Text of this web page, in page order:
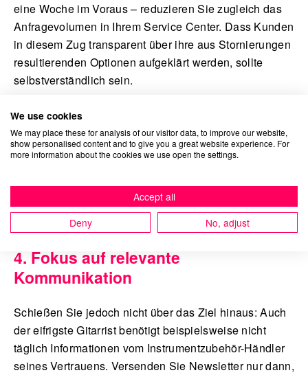
eine Woche im Voraus – reduzieren Sie zugleich das
Anfragevolumen in Ihrem Service Center. Dass Kunden
in diesem Zug transparent über ihre aus Stornierungen
resultierenden Optionen aufgeklärt werden, sollte
selbstverständlich sein.
Unternehmen in der Finanzbranche tun gut daran, sich
dem Thema Corona und seinen Auswirkungen auf die
Kapitalmärkte zu stellen. Mit regelmäßig versendeten
Experten und Antworten auf die häufigsten Fragen
werden Kunden mit Ihrer Unsicherheit nicht allein
4. Fokus auf relevante
Kommunikation
Schießen Sie jedoch nicht über das Ziel hinaus: Auch
der eifrigste Gitarrist benötigt beispielsweise nicht
täglich Informationen vom Instrumentzubehör-Händler
seines Vertrauens. Versenden Sie Newsletter nur dann,
We use cookies
We may place these for analysis of our visitor data, to improve our website,
show personalised content and to give you a great website experience. For
more information about the cookies we use open the settings.
Accept all
Deny
No, adjust